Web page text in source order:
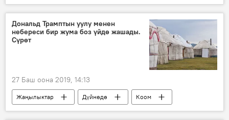
Жанат Бейшенов
акы
жол
Дональд Трамптын уулу менен
небереси бир жума боз үйдө жашады.
Сүрөт
27 Баш оона 2019, 14:13
Жаңылыктар Дүйнөдө
Коом
Дональд Трамп
Боз үй Монголия